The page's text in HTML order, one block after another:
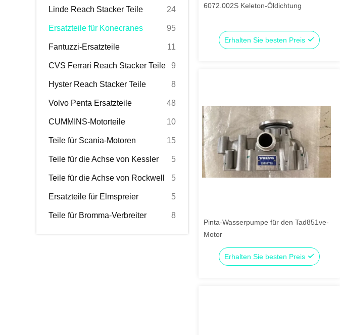
Linde Reach Stacker Teile 24
Ersatzteile für Konecranes 95
Fantuzzi-Ersatzteile 11
CVS Ferrari Reach Stacker Teile 9
Hyster Reach Stacker Teile 8
Volvo Penta Ersatzteile 48
CUMMINS-Motorteile 10
Teile für Scania-Motoren 15
Teile für die Achse von Kessler 5
Teile für die Achse von Rockwell 5
Ersatzteile für Elmspreier 5
Teile für Bromma-Verbreiter 8
6072.002S Keleton-Öldichtung
Erhalten Sie besten Preis
Pinta-Wasserpumpe für den Tad851ve-
Motor
Erhalten Sie besten Preis